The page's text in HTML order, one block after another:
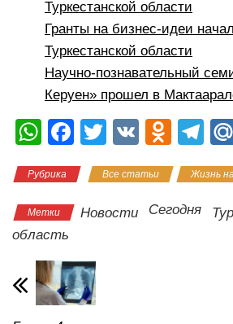
Туркестанской области
Гранты на бизнес-идеи
Туркестанской области
Научно-познавательный
Керуен» прошел в
W
at
s
A
p
p
F
c
e
o
o
k
T
tt
er
V
O
n
o
T
e
gr
Рубрика Все статьи Жизнь
Метки Новости Сегодня
область